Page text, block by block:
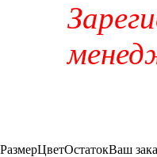
РазмерЦветОстатокВаш